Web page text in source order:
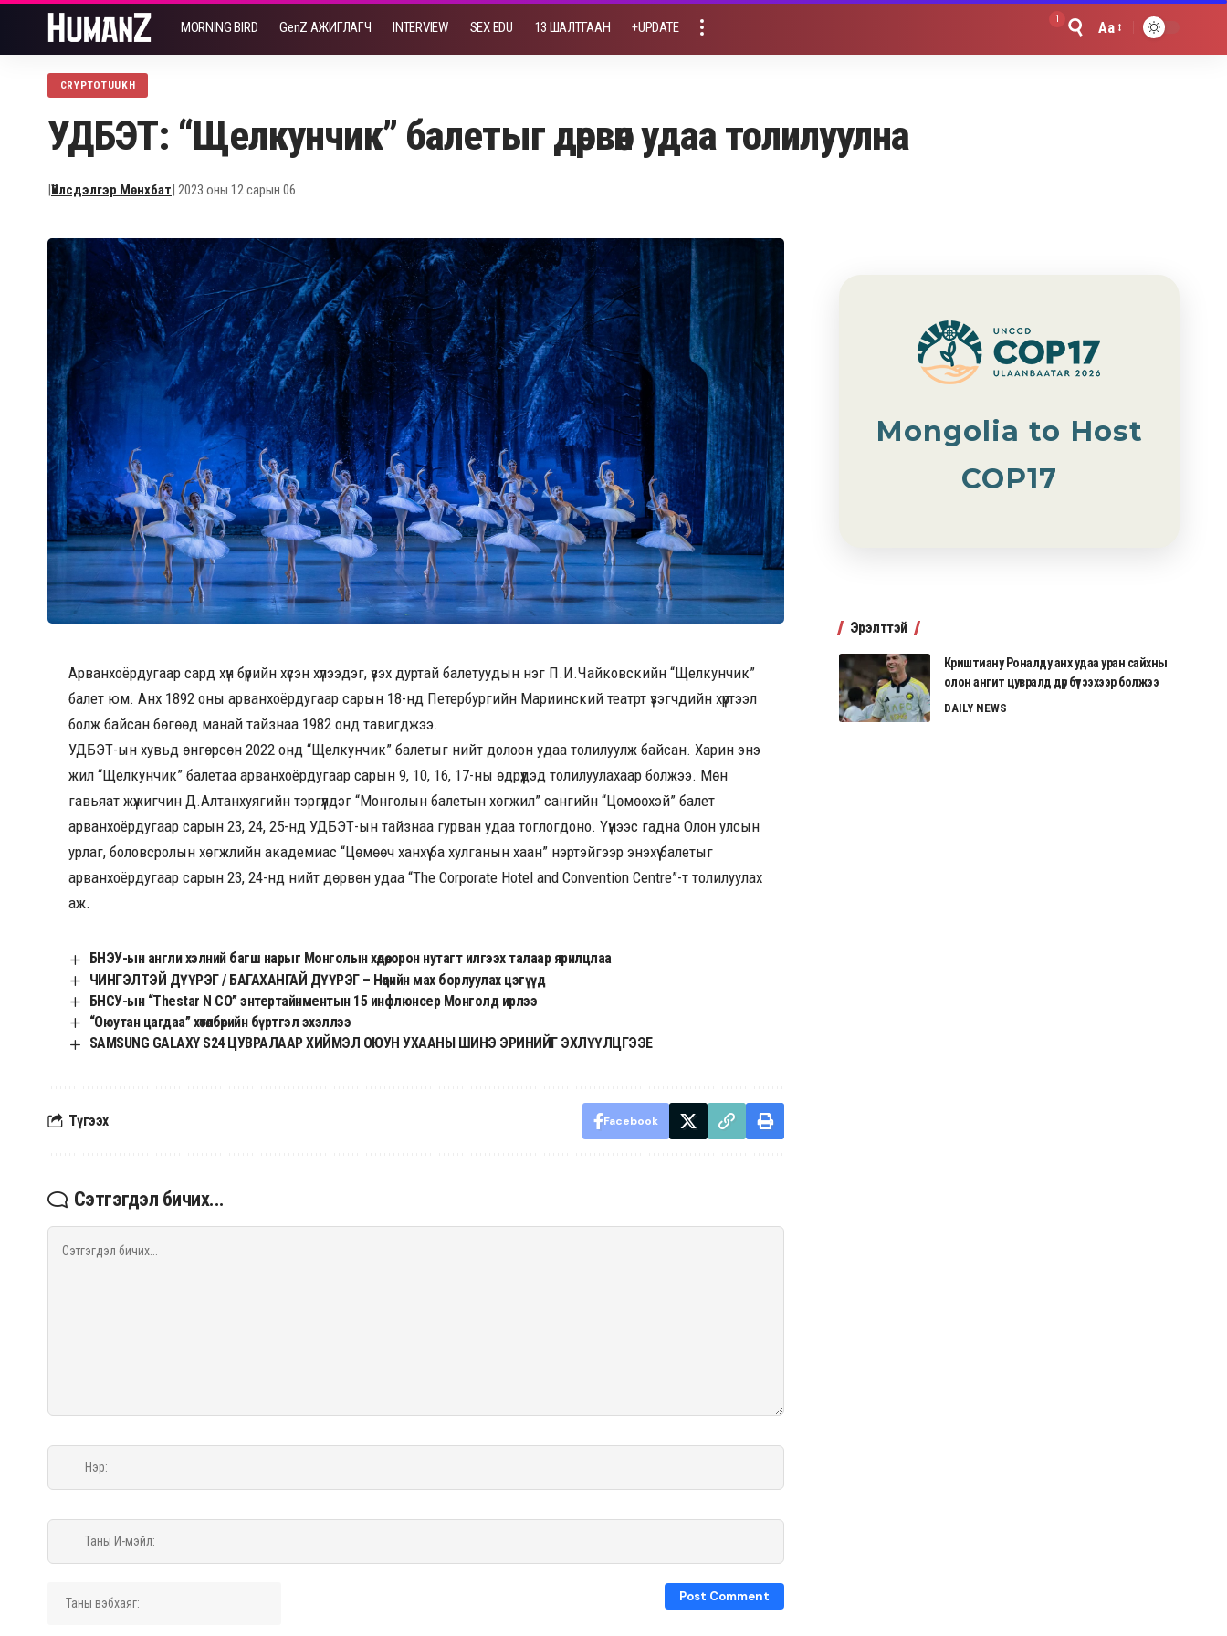
MORNING BIRD GenZ АЖИГЛАГЧ INTERVIEW SEX EDU 13 ШАЛТГААН +UPDATE
1
Font
Aa
CRYPTOTUUKH
УДБЭТ: “Щелкунчик” балетыг дөрвөн удаа толилуулна
|Үйлсдэлгэр Мөнхбат| 2023 оны 12 сарын 06
Арванхоёрдугаар сард хүн бүрийн хүсэн хүлээдэг, үзэх дуртай балетуудын нэг П.И.Чайковскийн “Щелкунчик”
балет юм. Анх 1892 оны арванхоёрдугаар сарын 18-нд Петербургийн Мариинский театрт үзэгчдийн хүртээл
болж байсан бөгөөд манай тайзнаа 1982 онд тавигджээ.
УДБЭТ-ын хувьд өнгөрсөн 2022 онд “Щелкунчик” балетыг нийт долоон удаа толилуулж байсан. Харин энэ
жил “Щелкунчик” балетаа арванхоёрдугаар сарын 9, 10, 16, 17-ны өдрүүдэд толилуулахаар болжээ. Мөн
гавьяат жүжигчин Д.Алтанхуягийн тэргүүлдэг “Монголын балетын хөгжил” сангийн “Цөмөөхэй” балет
арванхоёрдугаар сарын 23, 24, 25-нд УДБЭТ-ын тайзнаа гурван удаа тоглогдоно. Үүнээс гадна Олон улсын
урлаг, боловсролын хөгжлийн академиас “Цөмөөч ханхүү ба хулганын хаан” нэртэйгээр энэхүү балетыг
арванхоёрдугаар сарын 23, 24-нд нийт дөрвөн удаа “The Corporate Hotel and Convention Centre”-т толилуулах
аж.
БНЭУ-ын англи хэлний багш нарыг Монголын хөдөө, орон нутагт илгээх талаар ярилцлаа
ЧИНГЭЛТЭЙ ДҮҮРЭГ / БАГАХАНГАЙ ДҮҮРЭГ – Нөөцийн мах борлуулах цэгүүд
БНСУ-ын “Thestar N CO” энтертайнментын 15 инфлюнсер Монголд ирлээ
“Оюутан цагдаа” хөтөлбөрийн бүртгэл эхэллээ
SAMSUNG GALAXY S24 ЦУВРАЛААР ХИЙМЭЛ ОЮУН УХААНЫ ШИНЭ ЭРИНИЙГ ЭХЛҮҮЛЦГЭЭЕ
Түгээх Facebook
Сэтгэгдэл бичих...
Mongolia to Host
COP17
Эрэлттэй
Криштиану Роналду анх удаа уран сайхны
олон ангит цувралд дүр бүтээхээр болжээ
DAILY NEWS